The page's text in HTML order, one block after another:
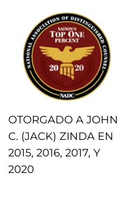
OTORGADO A JOHN
C. (JACK) ZINDA EN
2015, 2016, 2017, Y
2020